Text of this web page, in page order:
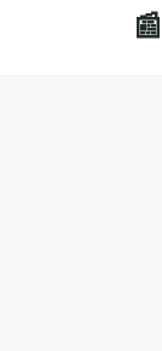
📰